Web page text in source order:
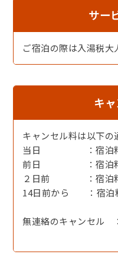
【焼き魚】キンキの塩焼
サー
ご宿泊の際は入湯税大
キ
キャンセル料は以下の
当日 ：宿泊料金
前日 ：宿泊料
２日前 ：宿泊料
14日前から ：宿泊
無連絡のキャンセル